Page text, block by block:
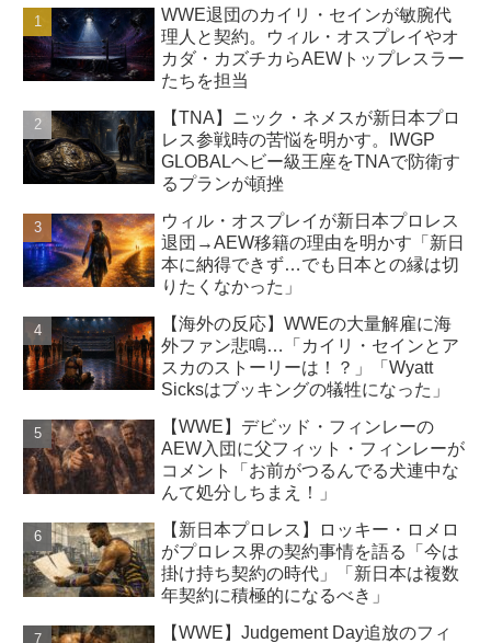
WWE退団のカイリ・セインが敏腕代
理人と契約。ウィル・オスプレイやオ
カダ・カズチカらAEWトップレスラー
たちを担当
【TNA】ニック・ネメスが新日本プロ
レス参戦時の苦悩を明かす。IWGP
GLOBALヘビー級王座をTNAで防衛す
るプランが頓挫
ウィル・オスプレイが新日本プロレス
退団→AEW移籍の理由を明かす「新日
本に納得できず…でも日本との縁は切
りたくなかった」
【海外の反応】WWEの大量解雇に海
外ファン悲鳴…「カイリ・セインとア
スカのストーリーは！？」「Wyatt
Sicksはブッキングの犠牲になった」
【WWE】デビッド・フィンレーの
AEW入団に父フィット・フィンレーが
コメント「お前がつるんでる犬連中な
んて処分しちまえ！」
【新日本プロレス】ロッキー・ロメロ
がプロレス界の契約事情を語る「今は
掛け持ち契約の時代」「新日本は複数
年契約に積極的になるべき」
【WWE】Judgement Day追放のフィ